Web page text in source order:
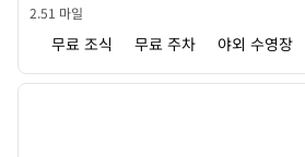
2.51 마일
무료 조식 무료 주차 야외 수영장
1/12